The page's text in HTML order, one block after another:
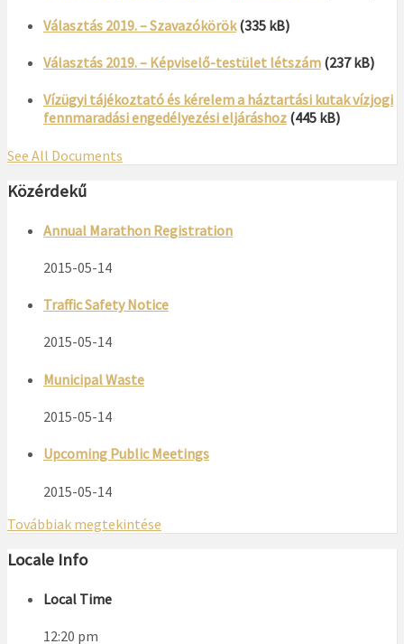
Választás 2019. – Szavazókörök (335 kB)
Választás 2019. – Képviselő-testület létszám (237 kB)
Vízügyi tájékoztató és kérelem a háztartási kutak vízjogi
fennmaradási engedélyezési eljáráshoz (445 kB)
See All Documents
Közérdekű
Annual Marathon Registration
2015-05-14
Traffic Safety Notice
2015-05-14
Municipal Waste
2015-05-14
Upcoming Public Meetings
2015-05-14
Továbbiak megtekintése
Locale Info
Local Time
12:20 pm